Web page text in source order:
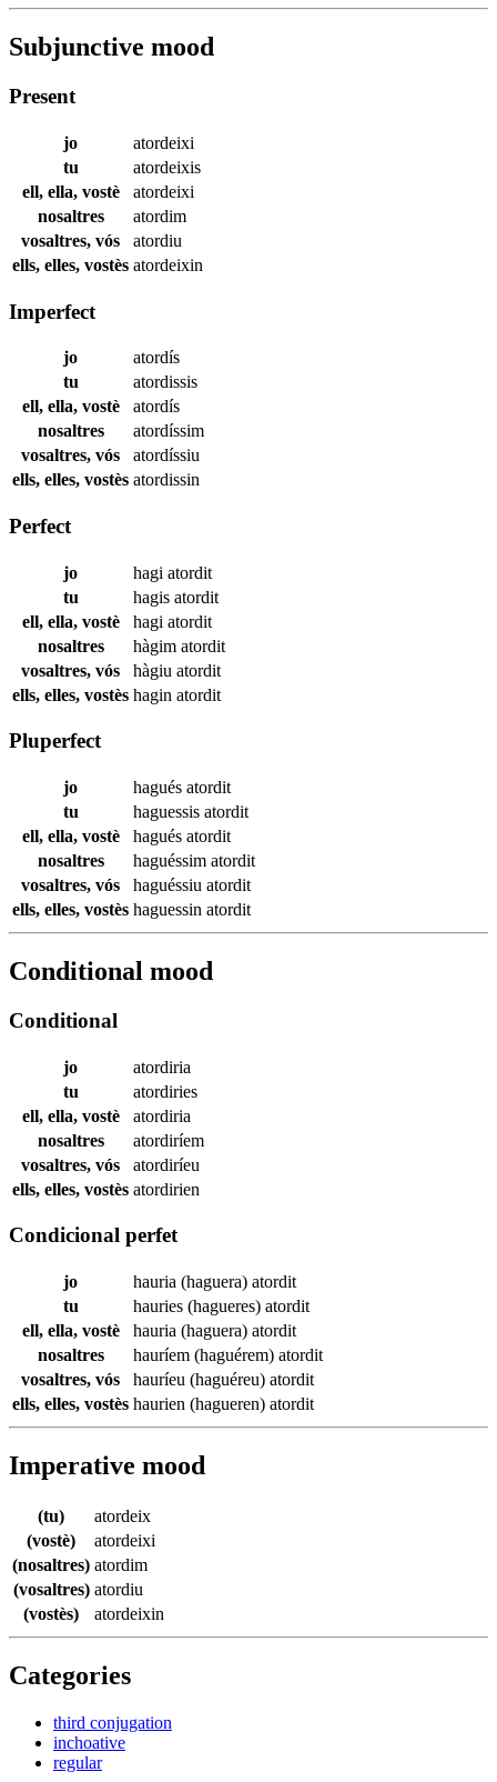
Subjunctive mood
Present
jo
atordeixi
tu
atordeixis
ell, ella, vostè
atordeixi
nosaltres
atordim
vosaltres, vós
atordiu
ells, elles, vostès atordeixin
Imperfect
jo
atordís
tu
atordissis
ell, ella, vostè
atordís
nosaltres
atordíssim
vosaltres, vós
atordíssiu
ells, elles, vostès atordissin
Perfect
jo hagi atordit
tu
hagis atordit
ell, ella, vostè
hagi atordit
nosaltres
hàgim atordit
vosaltres, vós
hàgiu atordit
ells, elles, vostès hagin atordit
Pluperfect
jo hagués atordit
tu
haguessis atordit
ell, ella, vostè
hagués atordit
nosaltres
haguéssim atordit
vosaltres, vós
haguéssiu atordit
ells, elles, vostès haguessin atordit
Conditional mood
Conditional
jo
atordiria
tu
atordiries
ell, ella, vostè
atordiria
nosaltres
atordiríem
vosaltres, vós
atordiríeu
ells, elles, vostès atordirien
Condicional perfet
jo hauria (haguera) atordit
tu
hauries (hagueres) atordit
ell, ella, vostè
hauria (haguera) atordit
nosaltres
hauríem (haguérem) atordit
vosaltres, vós
hauríeu (haguéreu) atordit
ells, elles, vostès haurien (hagueren) atordit
Imperative mood
(tu)
atordeix
(vostè)
atordeixi
(nosaltres) atordim
(vosaltres) atordiu
(vostès)
atordeixin
Categories
third conjugation
inchoative
regular